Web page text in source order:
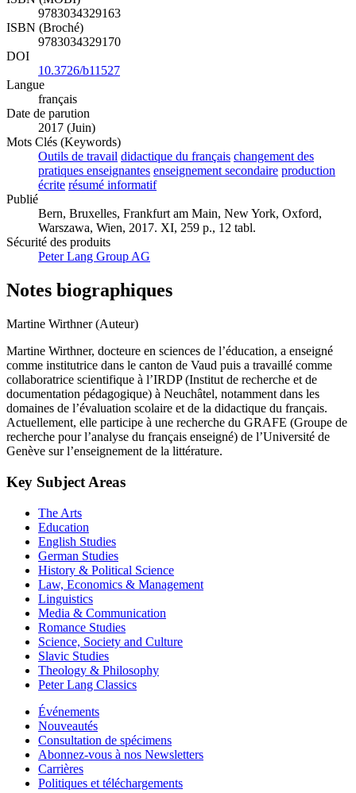
9783034329163
ISBN (Broché)
9783034329170
DOI
10.3726/b11527
Langue
français
Date de parution
2017 (Juin)
Mots Clés (Keywords)
Outils de travail didactique du français changement des
pratiques enseignantes enseignement secondaire production
écrite résumé informatif
Publié
Bern, Bruxelles, Frankfurt am Main, New York, Oxford,
Warszawa, Wien, 2017. XI, 259 p., 12 tabl.
Sécurité des produits
Peter Lang Group AG
Notes biographiques
Martine Wirthner (Auteur)
Martine Wirthner, docteure en sciences de l’éducation, a enseigné
comme institutrice dans le canton de Vaud puis a travaillé comme
collaboratrice scientifique à l’IRDP (Institut de recherche et de
documentation pédagogique) à Neuchâtel, notamment dans les
domaines de l’évaluation scolaire et de la didactique du français.
Actuellement, elle participe à une recherche du GRAFE (Groupe de
recherche pour l’analyse du français enseigné) de l’Université de
Genève sur l’enseignement de la littérature.
Key Subject Areas
The Arts
Education
English Studies
German Studies
History & Political Science
Law, Economics & Management
Linguistics
Media & Communication
Romance Studies
Science, Society and Culture
Slavic Studies
Theology & Philosophy
Peter Lang Classics
Événements
Nouveautés
Consultation de spécimens
Abonnez-vous à nos Newsletters
Carrières
Politiques et téléchargements